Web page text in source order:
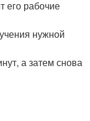
его рабочие
нужной
а затем снова